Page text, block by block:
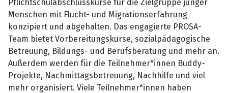
Pflichtschulabschlusskurse für die Zielgruppe junger
Menschen mit Flucht- und Migrationserfahrung
konzipiert und abgehalten. Das engagierte PROSA-
Team bietet Vorbereitungskurse, sozialpädagogische
Betreuung, Bildungs- und Berufsberatung und mehr an.
Außerdem werden für die Teilnehmer*innen Buddy-
Projekte, Nachmittagsbetreuung, Nachhilfe und viel
mehr organisiert. Viele Teilnehmer*innen haben